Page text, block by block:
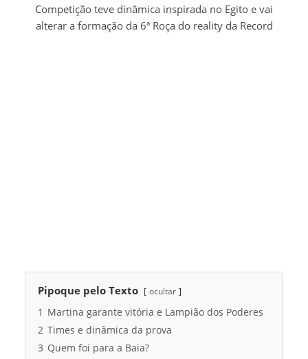
Competição teve dinâmica inspirada no Egito e vai
alterar a formação da 6ª Roça do reality da Record
Pipoque pelo Texto ocultar
1 Martina garante vitória e Lampião dos Poderes
2 Times e dinâmica da prova
3 Quem foi para a Baia?